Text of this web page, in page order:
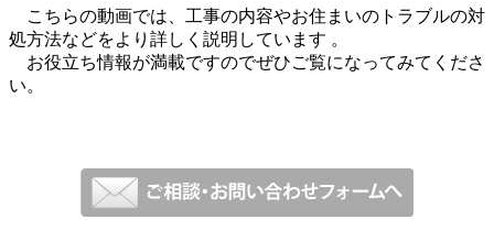
こちらの動画では、工事の内容やお住まいのトラブルの対
処方法などをより詳しく説明しています 。
お役立ち情報が満載ですのでぜひご覧になってみてくださ
い。